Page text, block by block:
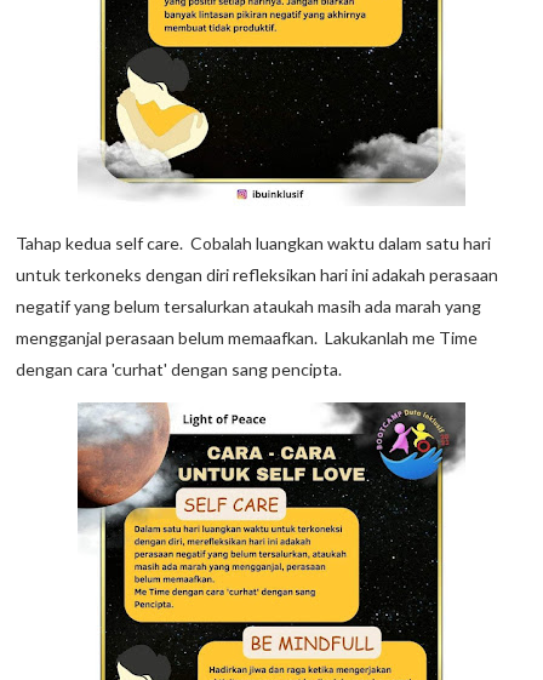
Tahap kedua self care. Cobalah luangkan waktu dalam satu hari
untuk terkoneks dengan diri refleksikan hari ini adakah perasaan
negatif yang belum tersalurkan ataukah masih ada marah yang
mengganjal perasaan belum memaafkan. Lakukanlah me Time
dengan cara 'curhat' dengan sang pencipta.